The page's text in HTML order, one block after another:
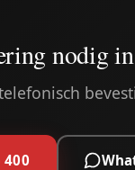
nodig
400